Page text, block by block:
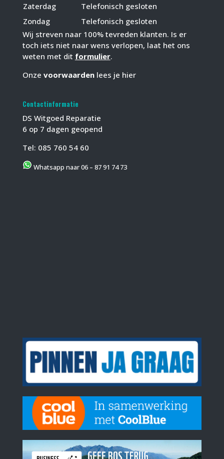
Zaterdag
Telefonisch gesloten
Zondag
Telefonisch gesloten
Wij streven naar 100% tevreden klanten. Is er
toch iets niet naar wens verlopen, laat het ons
weten met dit formulier.
Onze voorwaardenlees je hier
Contactinformatie
DS Witgoed Reparatie
6 op 7 dagen geopend
Tel: 085 760 54 60
Whatsapp naar 06 – 87 91 74 73